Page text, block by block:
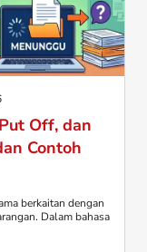
Off, dan
Contoh
berkaitan dengan
Dalam bahasa